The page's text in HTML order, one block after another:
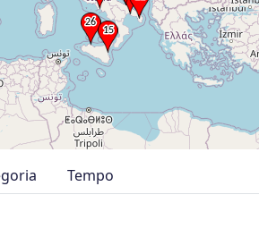
Tempo